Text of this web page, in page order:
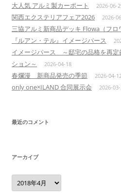
大人気 アルミ製カーポート 2026-06-
関西エクステリアフェア2026 2026-
三協アルミ新商品デッキ Flowa（フロ
『ルアン・テル』イメージパース
イメージパース ～邸宅の品格を再定
ション～
2026-04-18
春爛漫 新商品発売の季節 2026-04-12
only one×ILAND 合同展示会 2026-03-
最近のコメント
アーカイブ
ア
ー
カ